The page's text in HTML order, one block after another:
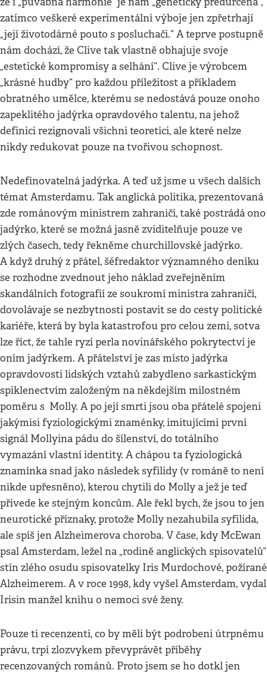
zatímco veškeré experimentální výboje jen zpřetrhají
„její životodárné pouto s posluchači.“ A teprve postupně
nám dochází, že Clive tak vlastně obhajuje svoje
„estetické kompromisy a selhání“. Clive je výrobcem
„krásné hudby“ pro každou příležitost a příkladem
obratného umělce, kterému se nedostává pouze onoho
zapeklitého jadýrka opravdového talentu, na jehož
definici rezignovali všichni teoretici, ale které nelze
nikdy redukovat pouze na tvořivou schopnost.
Nedefinovatelná jadýrka. A teď už jsme u všech dalších
témat Amsterdamu. Tak anglická politika, prezentovaná
zde románovým ministrem zahraničí, také postrádá ono
jadýrko, které se možná jasně zviditelňuje pouze ve
zlých časech, tedy řekněme churchillovské jadýrko.
A když druhý z přátel, šéfredaktor významného deníku
se rozhodne zvednout jeho náklad zveřejněním
skandálních fotografií ze soukromí ministra zahraničí,
dovolávaje se nezbytnosti postavit se do cesty politické
kariéře, která by byla katastrofou pro celou zemi, sotva
lze říct, že tahle ryzí perla novinářského pokrytectví je
oním jadýrkem. A přátelství je zas místo jadýrka
opravdovosti lidských vztahů zabydleno sarkastickým
spiklenectvím založeným na někdejším milostném
poměru s Molly. A po její smrti jsou oba přátelé spojeni
jakýmisi fyziologickými znaménky, imitujícími první
signál Mollyina pádu do šílenství, do totálního
vymazání vlastní identity. A chápou ta fyziologická
znamínka snad jako následek syfilidy (v románě to není
nikde upřesněno), kterou chytili do Molly a jež je teď
přivede ke stejným koncům. Ale řekl bych, že jsou to jen
neurotické příznaky, protože Molly nezahubila syfilida,
ale spíš jen Alzheimerova choroba. V čase, kdy McEwan
psal Amsterdam, ležel na „rodině anglických spisovatelů“
stín zlého osudu spisovatelky Iris Murdochové, požírané
Alzheimerem. A v roce 1998, kdy vyšel Amsterdam, vydal
Irisin manžel knihu o nemoci své ženy.
Pouze ti recenzenti, co by měli být podrobeni útrpnému
právu, trpí zlozvykem převyprávět příběhy
recenzovaných románů. Proto jsem se ho dotkl jen